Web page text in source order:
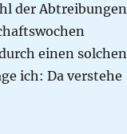
der Abtreibungen
einen solchen
ich: Da verstehe